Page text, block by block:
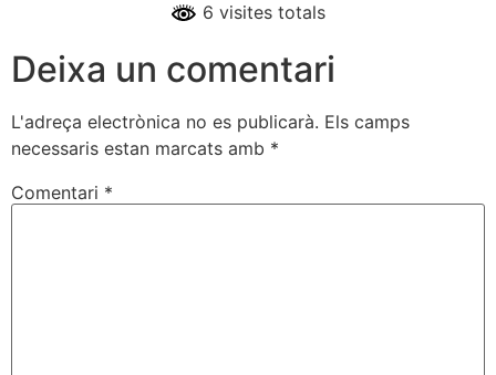
6 visites totals
Deixa un comentari
L'adreça electrònica no es publicarà. Els camps
necessaris estan marcats amb *
Comentari *